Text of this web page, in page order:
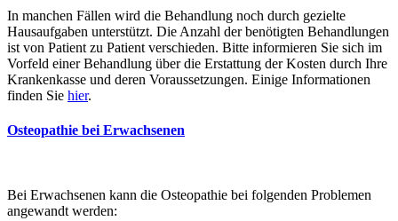
In manchen Fällen wird die Behandlung noch durch gezielte
Hausaufgaben unterstützt. Die Anzahl der benötigten Behandlungen
ist von Patient zu Patient verschieden. Bitte informieren Sie sich im
Vorfeld einer Behandlung über die Erstattung der Kosten durch Ihre
Krankenkasse und deren Voraussetzungen. Einige Informationen
finden Sie hier.
Osteopathie bei Erwachsenen
Bei Erwachsenen kann die Osteopathie bei folgenden Problemen
angewandt werden: